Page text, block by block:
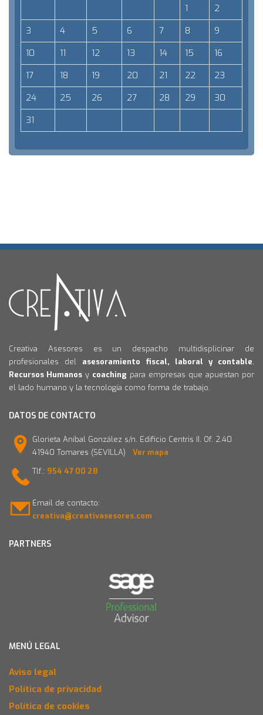
1
2
3
4 5 6 7 8
9
10
11 12 13 14 15
16
17
18 19 20 21 22
23
24
25 26 27 28 29
30
31
Creativa Asesores es un despacho multidisplicinar de
profesionales del asesoramiento fiscal, laboral y contable,
Recursos Humanos y coaching para empresas que apuestan por
el lado humano y la tecnología como forma de trabajo.
DATOS DE CONTACTO
Glorieta Aníbal González s/n. Edificio Centris II. Of. 2.40
41940 Tomares (SEVILLA) Ver mapa
Tlf.: 954 47 00 28
Email de contacto:
creativa@creativasesores.com
PARTNERS
MENÚ LEGAL
Aviso legal
Política de privacidad
Política de cookies